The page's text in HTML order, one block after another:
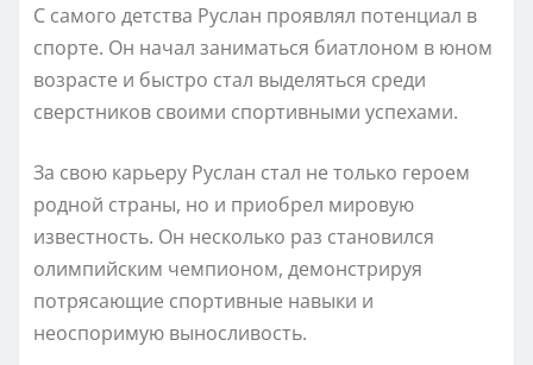
С самого детства Руслан проявлял потенциал в
спорте. Он начал заниматься биатлоном в юном
возрасте и быстро стал выделяться среди
сверстников своими спортивными успехами.
За свою карьеру Руслан стал не только героем
родной страны, но и приобрел мировую
известность. Он несколько раз становился
олимпийским чемпионом, демонстрируя
потрясающие спортивные навыки и
неоспоримую выносливость.